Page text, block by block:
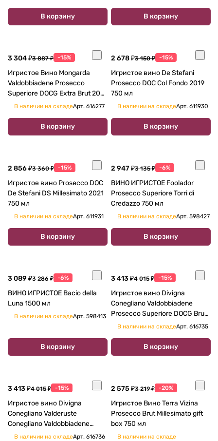
В корзину В корзину
3 304 ₽3 887 ₽ -15%
Игристое Вино Mongarda
Valdobbiadene Prosecco
Superiore DOCG Extra Brut 2021
750 мл 11,5%
В наличии на складеАрт. 616277
В корзину
2 678 ₽3 150 ₽ -15%
Игристое вино De Stefani
Prosecco DOC Col Fondo 2019
750 мл
В наличии на складеАрт. 611930
В корзину
2 856 ₽3 360 ₽ -15%
Игристое вино Prosecco DOC
De Stefani DS Millesimato 2021
750 мл
В наличии на складеАрт. 611931
В корзину
2 947 ₽3 135 ₽ -6%
ВИНО ИГРИСТОЕ Foolador
Prosecco Superiore Torri di
Credazzo 750 мл
В наличии на складеАрт. 598427
В корзину
3 089 ₽3 286 ₽ -6%
ВИНО ИГРИСТОЕ Bacio della
Luna 1500 мл
В наличии на складеАрт. 598413
В корзину
3 413 ₽4 015 ₽ -15%
Игристое вино Divigna
Conegliano Valdobbiadene
Prosecco Superiore DOCG Brut
2021 750 мл 11,5%
В наличии на складеАрт. 616735
В корзину
3 413 ₽4 015 ₽ -15%
Игристое вино Divigna
Conegliano Valderuste
Conegliano Valdobbiadene
Prosecco Superiore DOCG Extra
В наличии на складеАрт. 616736
2 575 ₽3 219 ₽ -20%
Игристое Вино Terra Vizina
Prosecco Brut Millesimato gift
box 750 мл
В наличии на складе